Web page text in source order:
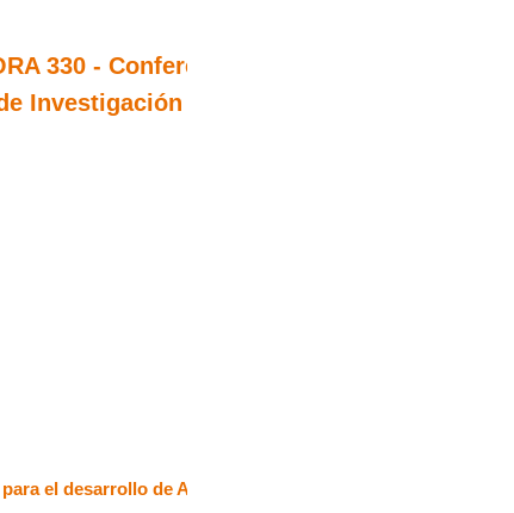
330 - Conferencia Latinoamericana
Investigación –COLPIN 2018
el desarrollo de América Latina y el Caribe